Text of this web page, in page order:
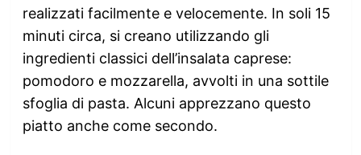
realizzati facilmente e velocemente. In soli 15
minuti circa, si creano utilizzando gli
ingredienti classici dell’insalata caprese:
pomodoro e mozzarella, avvolti in una sottile
sfoglia di pasta. Alcuni apprezzano questo
piatto anche come secondo.